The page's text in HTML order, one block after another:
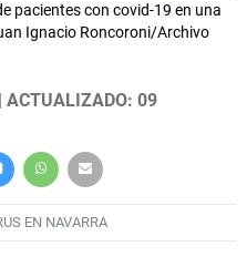
pacientes con covid-19 en una
Ignacio Roncoroni/Archivo
| ACTUALIZADO: 09
EN NAVARRA